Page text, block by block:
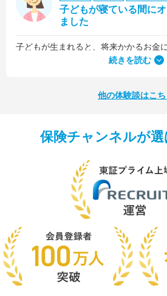
子どもが寝ている間に
ました
何より、とても親身になって対応してくださって大満足。うちと同じように子どもの将来
続きを読む
他の体験談はこち
保険チャンネルが